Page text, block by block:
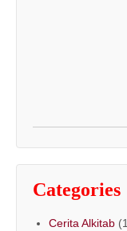
Categories
Cerita Alkitab